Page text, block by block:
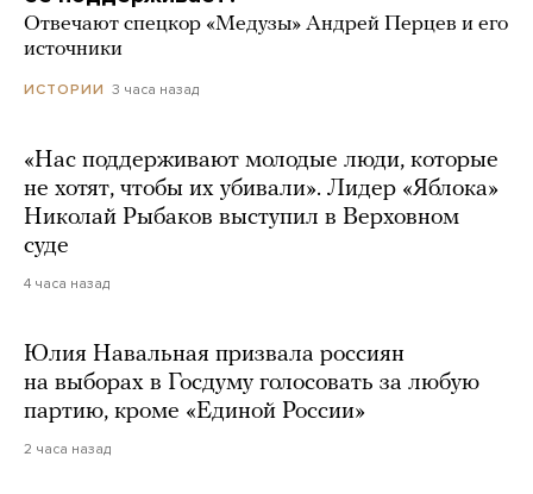
Отвечают спецкор «Медузы» Андрей Перцев и его
источники
ИСТОРИИ 3 часа назад
«Нас поддерживают молодые люди, которые
не хотят, чтобы их убивали». Лидер «Яблока»
Николай Рыбаков выступил в Верховном
суде
4 часа назад
Юлия Навальная призвала россиян
на выборах в Госдуму голосовать за любую
партию, кроме «Единой России»
2 часа назад